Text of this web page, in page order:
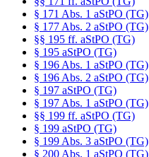
§ 171 Abs. 1 aStPO (TG)
§ 177 Abs. 2 aStPO (TG)
§§ 195 ff. aStPO (TG)
§ 195 aStPO (TG)
§ 196 Abs. 1 aStPO (TG)
§ 196 Abs. 2 aStPO (TG)
§ 197 aStPO (TG)
§ 197 Abs. 1 aStPO (TG)
§§ 199 ff. aStPO (TG)
§ 199 aStPO (TG)
§ 199 Abs. 3 aStPO (TG)
§ 200 Abs. 1 aStPO (TG)